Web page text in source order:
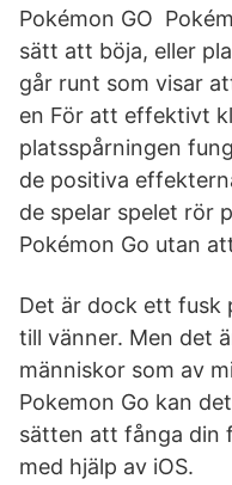
Pokémon GO
sätt att böja, eller
går runt som visar
en För att effektivt
platsspårningen
de positiva
de spelar spelet rör
Pokémon Go utan
Det är dock ett fusk
till vänner. Men det
människor som av
Pokemon Go kan
sätten att fånga din
med hjälp av iOS.